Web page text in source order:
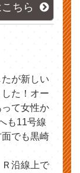
ちら
が新しい
た！オー
て女性か
も11号線
でも黒崎
沿線上で